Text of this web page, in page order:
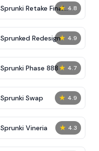
★ 4.8
Sprunki Retake Final
Update
★ 4.9
Sprunked Redesign
★ 4.7
Sprunki Phase 888
★ 4.9
Sprunki Swap
★ 4.3
Sprunki Vineria